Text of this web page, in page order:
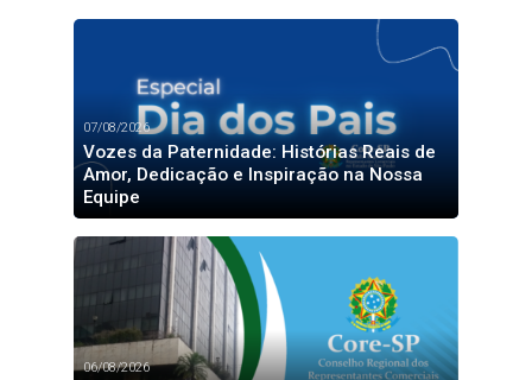
07/08/2026
Vozes da Paternidade: Histórias Reais de
Amor, Dedicação e Inspiração na Nossa
Equipe
06/08/2026